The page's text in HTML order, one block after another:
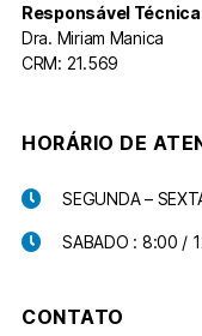
Responsável
Dra. Miriam Manica
CRM: 21.569
HORÁRIO DE
SEGUNDA –
SABADO : 8:00 /
CONTATO